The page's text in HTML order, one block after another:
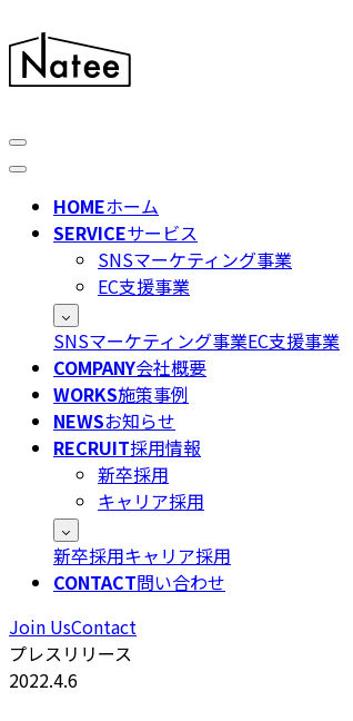
HOMEホーム
SERVICEサービス
SNSマーケティング事業
EC支援事業
SNSマーケティング事業EC支援事業
COMPANY会社概要
WORKS施策事例
NEWSお知らせ
RECRUIT採用情報
新卒採用
キャリア採用
新卒採用キャリア採用
CONTACT問い合わせ
Join UsContact
プレスリリース
2022.4.6